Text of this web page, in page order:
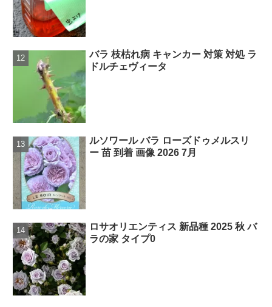
バラ 枝枯れ病 キャンカー 対策 対処 ラ
ドルチェヴィータ
ルソワール バラ ローズドゥメルスリ
ー 苗 到着 画像 2026 7月
ロサオリエンティス 新品種 2025 秋 バ
ラの家 タイプ0